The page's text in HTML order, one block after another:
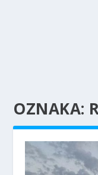
OZNAKA: